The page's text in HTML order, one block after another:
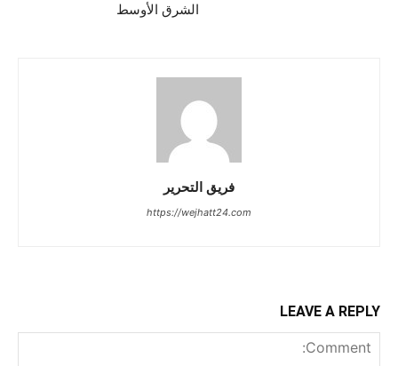
الشرق الأوسط
فريق التحرير
https://wejhatt24.com
LEAVE A REPLY